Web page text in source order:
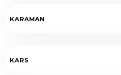
KARAMAN
KARS